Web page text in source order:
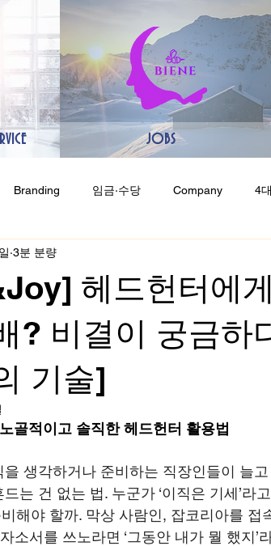
JOBS
Branding 임금·수당 Company 4
헤드헌터에
? 비결이 궁금하
기술]
3분 분량
골적이고 솔직한 헤드헌터 활용법
생각하거나 준비하는 직장인들이 늘
는 건 없는 법. 누군가 ‘이직은 기세’라
해야 할까. 막상 사람인, 잡코리아를 접
소서를 쓰노라면 ‘그동안 내가 뭘 했지’